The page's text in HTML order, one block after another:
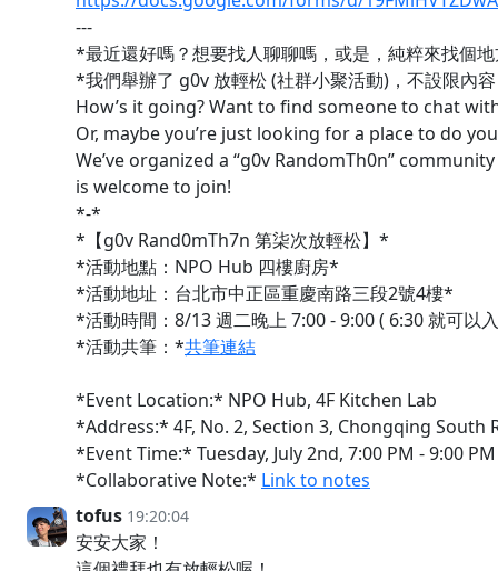
---
*最近還好嗎？想要找人聊聊嗎，或是，純粹來找個
*我們舉辦了 g0v 放輕松 (社群小聚活動)，不設限內
How’s it going? Want to find someone to chat
Or, maybe you’re just looking for a place to do
We’ve organized a “g0v RandomTh0n”
is welcome to join!
*-*
*【g0v Rand0mTh7n 第柒次放輕松】*
*活動地點：NPO Hub 四樓廚房*
*活動地址：台北市中正區重慶南路三段2號4樓*
*活動時間：8/13 週二晚上 7:00 - 9:00 ( 6:30 就可以
*活動共筆：*共筆連結
*Event Location:* NPO Hub, 4F Kitchen Lab
*Address:* 4F, No. 2, Section 3, Chongqing South
*Event Time:* Tuesday, July 2nd, 7:00 PM - 9:00
*Collaborative Note:* Link to notes
tofus 19:20:04
安安大家！